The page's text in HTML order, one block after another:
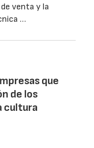
venta y la
…
que
de los
cultura